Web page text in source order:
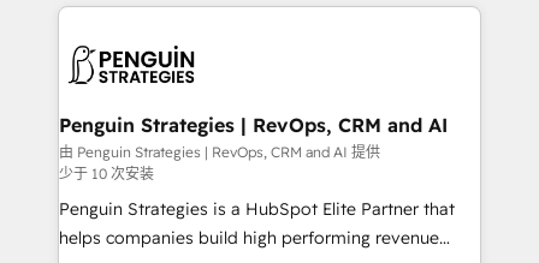
integration, extensibility, custom development, and
ongoing RevOps support.
vitale pour leur survie. Mais 57% n'ont aucune
données. C'est le paradoxe français : conscience
Augmentée. Ce n'est pas une entreprise qui utilise
l'IA. C'est une organisation qui a réussi la symbiose
entre l'expertise humaine et l'intelligence artificielle.
Pas pour remplacer l'humain, mais pour l'augmenter.
Chez Ideagency, nous accompagnons cette
Penguin Strategies | RevOps, CRM and AI
由 Penguin Strategies | RevOps, CRM and AI 提供
少于 10 次安装
Penguin Strategies is a HubSpot Elite Partner that
helps companies build high performing revenue